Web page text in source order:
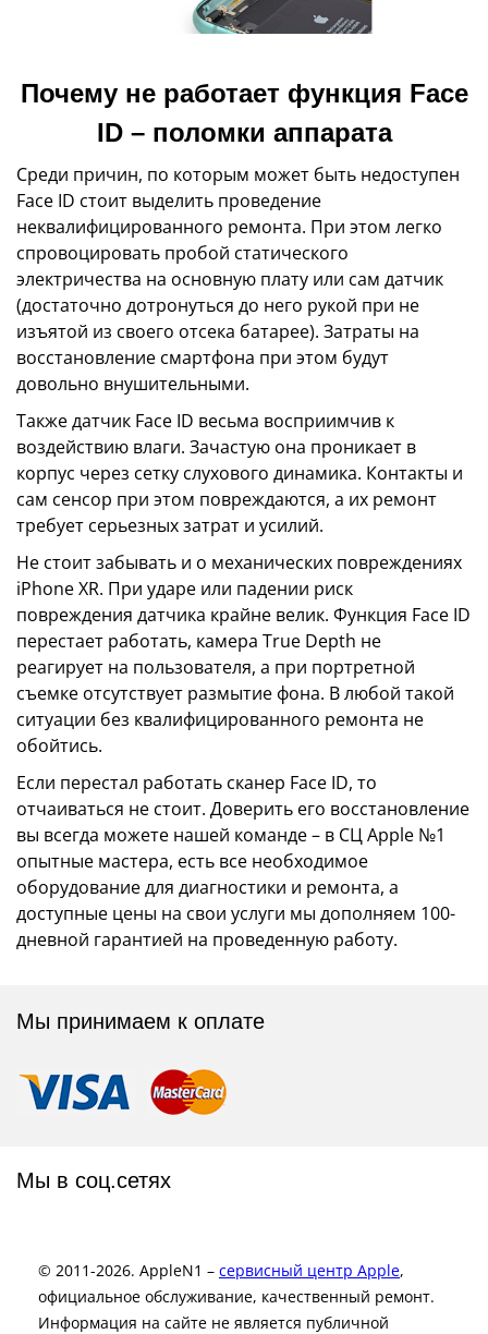
Почему не работает функция Face
ID – поломки аппарата
Среди причин, по которым может быть недоступен
Face ID стоит выделить проведение
неквалифицированного ремонта. При этом легко
спровоцировать пробой статического
электричества на основную плату или сам датчик
(достаточно дотронуться до него рукой при не
изъятой из своего отсека батарее). Затраты на
восстановление смартфона при этом будут
довольно внушительными.
Также датчик Face ID весьма восприимчив к
воздействию влаги. Зачастую она проникает в
корпус через сетку слухового динамика. Контакты и
сам сенсор при этом повреждаются, а их ремонт
требует серьезных затрат и усилий.
Не стоит забывать и о механических повреждениях
iPhone XR. При ударе или падении риск
повреждения датчика крайне велик. Функция Face ID
перестает работать, камера True Depth не
реагирует на пользователя, а при портретной
съемке отсутствует размытие фона. В любой такой
ситуации без квалифицированного ремонта не
обойтись.
Если перестал работать сканер Face ID, то
отчаиваться не стоит. Доверить его восстановление
вы всегда можете нашей команде – в СЦ Apple №1
опытные мастера, есть все необходимое
оборудование для диагностики и ремонта, а
доступные цены на свои услуги мы дополняем 100-
дневной гарантией на проведенную работу.
Мы принимаем к оплате
Мы в соц.сетях
© 2011-2026. AppleN1 – сервисный центр Apple,
официальное обслуживание, качественный ремонт.
Информация на сайте не является публичной